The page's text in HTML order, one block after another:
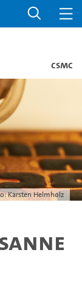
CSMC
Karsten Helmholz